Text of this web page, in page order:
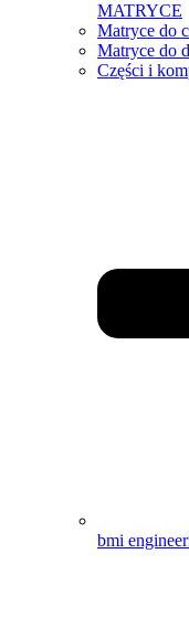
MATRYCE
Matryce do
Matryce do
Części i
bmi